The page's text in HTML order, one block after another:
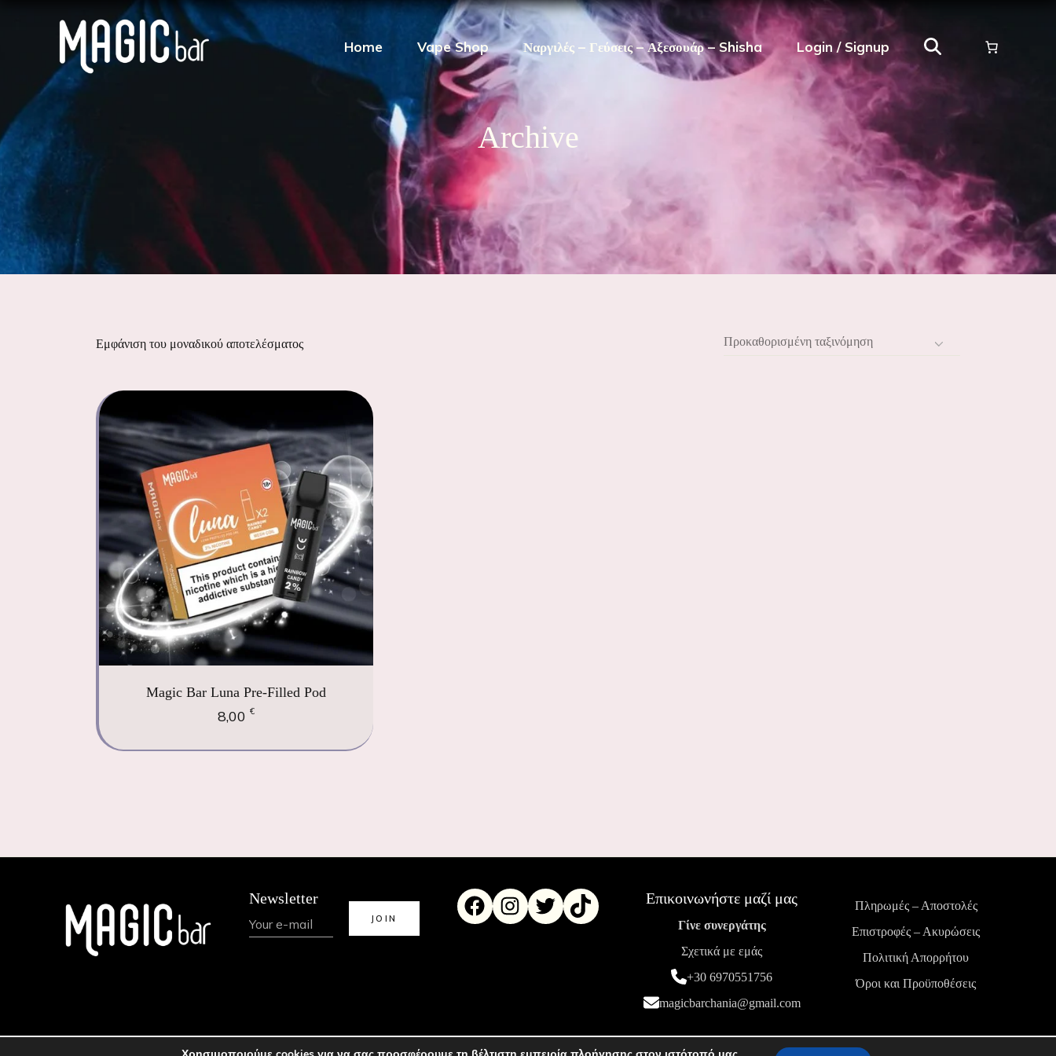
Home Vape Shop Ναργιλές – Γεύσεις – Αξεσουάρ – Shisha Login / Signup
Archive
Εμφάνιση του μοναδικού αποτελέσματος Προκαθορισμένη ταξινόμηση
Magic Bar Luna Pre-Filled Pod
8,00€
Newsletter Επικοινωνήστε μαζί μας
Γίνε συνεργάτης
Σχετικά με εμάς
+30 6970551756
magicbarchania@gmail.com
Πληρωμές – Αποστολές
Επιστροφές – Ακυρώσεις
Πολιτική Απορρήτου
Όροι και Προϋποθέσεις